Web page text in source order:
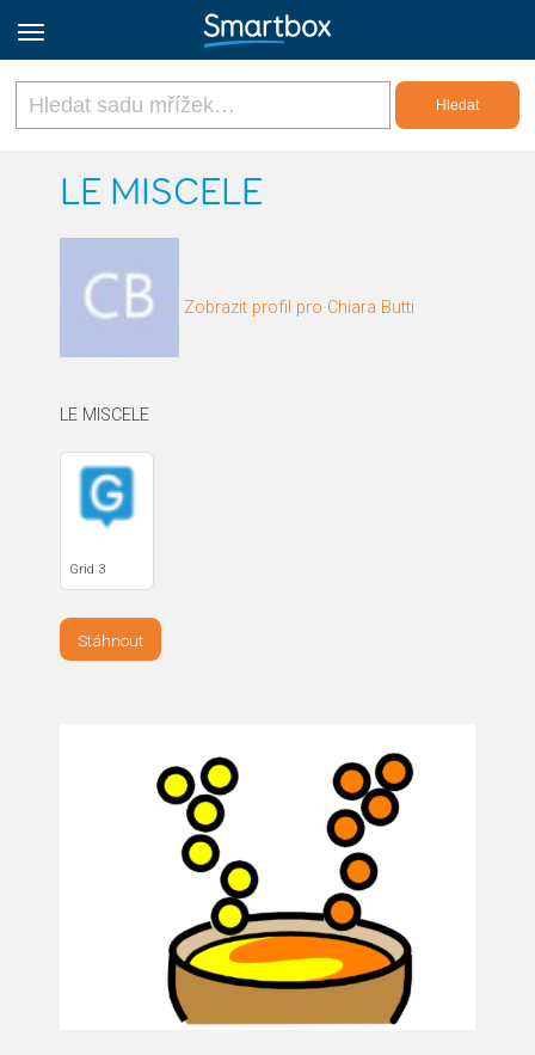
Online Grids
Zaregistrovat se
LE MISCELE
Zobrazit profil pro Chiara Butti
LE MISCELE
Grid 3
Stáhnout